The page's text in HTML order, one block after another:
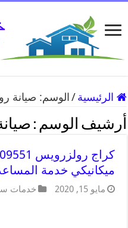
الرئيسية / الوسم: صيانة
أرشيف الوسم :
ميكانيكي خدمة
مايو 15, 2020 خدمات